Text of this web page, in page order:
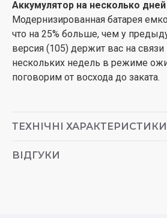
Аккумулятор на несколько дней
Модернизированная батарея
что на 25% больше, чем у
версия (105) держит вас на связи
нескольких недель в режиме
поговорим от восхода до заката.
ТЕХНІЧНІ ХАРАКТЕРИСТИКИ
ВІДГУКИ